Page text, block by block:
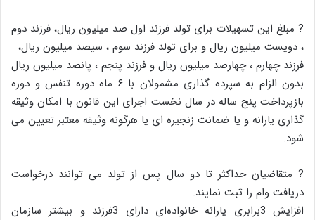
? مبلغ این تسهیلات برای تولد فرزند اول صد میلیون ریال، فرزند دوم
، دویست میلیون ریال و برای تولد فرزند سوم ، سیصد میلیون ریال،
فرزند چهارم ، چهارصد میلیون ریال و فرزند پنجم ، پانصد میلیون ریال
بدون الزام به سپرده گذاری مشمولان با ۶ ماه دوره تنفس و دوره
بازپرداخت پنج ساله در سال نخست اجرای این قانون با امکان وثیقه
گذاری یارانه و یا ضمانت زنجیره ای یا هرگونه وثیقه معتبر تعیین می
شود.
? متقاضیان حداکثر تا دو سال پس از تولد می توانند درخواست
دریافت وام را ثبت نمایند.
افزایش 3برابری یارانه خانواده‌ای دارای 3فرزند و بیشتر سازمان